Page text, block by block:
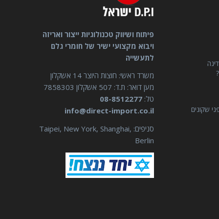
שקונים
פיתוח ושיווק טכנולוגיות ייצור ואריזה
ויבוא מקצועי ישיר של חומרי גלם
לתעשייה
משרד ראשי: חוצות היוצר 14 אשקלון
מען דואר: ת.ד: 507 אשקלון 7858303
טל: 08-8512277
info@direct-import.co.il
סניפים: Taipei, New York, Shanghai,
Berlin